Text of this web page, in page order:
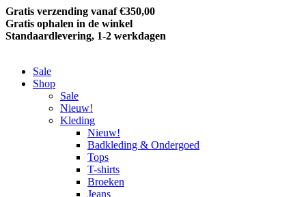
Gratis verzending vanaf €350,00
Gratis ophalen in de winkel
Standaardlevering, 1-2 werkdagen
Sale
Shop
Sale
Nieuw!
Kleding
Nieuw!
Badkleding & Ondergoed
Tops
T-shirts
Broeken
Jeans